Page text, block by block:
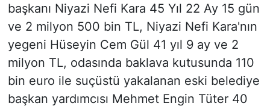
başkanı Niyazi Nefi Kara 45 Yıl 22 Ay 15 gün
ve 2 milyon 500 bin TL, Niyazi Nefi Kara'nın
yegeni Hüseyin Cem Gül 41 yıl 9 ay ve 2
milyon TL, odasında baklava kutusunda 110
bin euro ile suçüstü yakalanan eski belediye
başkan yardımcısı Mehmet Engin Tüter 40